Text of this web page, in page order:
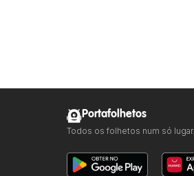
Portafolhetos
Todos os folhetos num só lugar.